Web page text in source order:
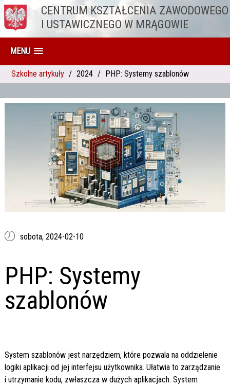
Przejdź do treściCENTRUM KSZTAŁCENIA ZAWODOWEGO
I USTAWICZNEGO W MRĄGOWIE
MENU
Szkolne artykuły 2024 PHP: Systemy szablonów
sobota, 2024-02-10
PHP: Systemy
szablonów
System szablonów jest narzędziem, które pozwala na oddzielenie
logiki aplikacji od jej interfejsu użytkownika. Ułatwia to zarządzanie
i utrzymanie kodu, zwłaszcza w dużych aplikacjach. System